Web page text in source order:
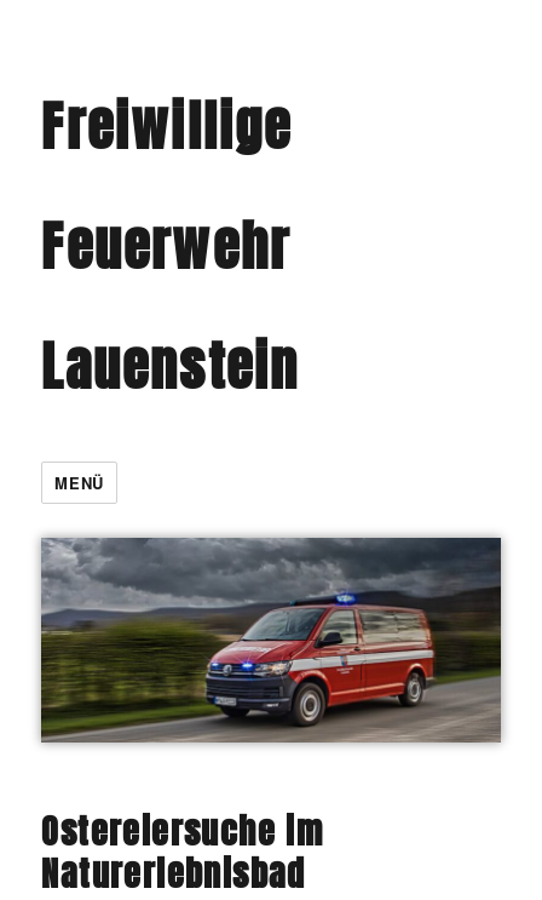
Freiwillige
Feuerwehr
Lauenstein
MENÜ
Ostereiersuche im
Naturerlebnisbad